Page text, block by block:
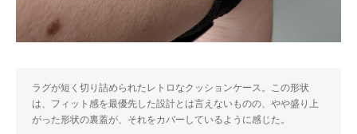
ラグが短く切り詰められたレトロなクッションケース。この形状
は、フィット感を最優先した設計とは言えないものの、やや盛り上
がった形状の裏蓋が、それをカバーしているように感じた。